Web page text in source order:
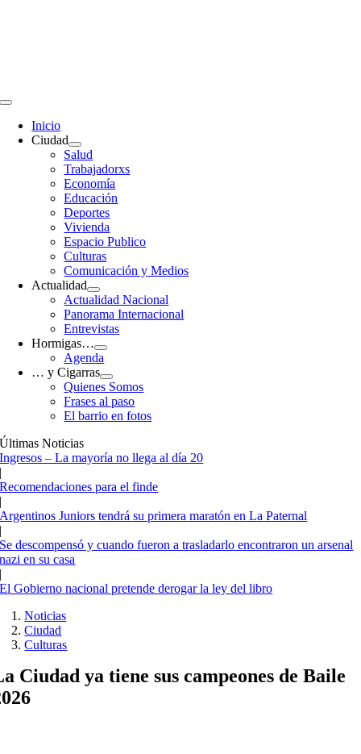
Toggle
Navigation
Inicio
Ciudad
Salud
Trabajadorxs
Economía
Educación
Deportes
Vivienda
Espacio Publico
Culturas
Comunicación y Medios
Actualidad
Actualidad Nacional
Panorama Internacional
Entrevistas
Hormigas…
Agenda
… y Cigarras
Quienes Somos
Frases al paso
El barrio en fotos
Últimas Noticias
Ingresos – La mayoría no llega al día 20
|
Recomendaciones para el finde
|
Argentinos Juniors tendrá su primera maratón en La Paternal
|
Se descompensó y cuando fueron a trasladarlo encontraron un arsenal
nazi en su casa
|
El Gobierno nacional pretende derogar la ley del libro
Noticias
Ciudad
Culturas
Ciudad ya tiene sus campeones de Baile